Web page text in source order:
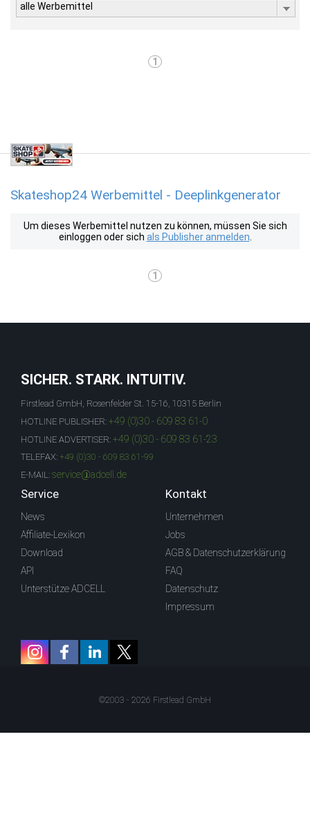
alle Werbemittel
1
Skateshop24 Werbemittel - Deeplinkgenerator
Um dieses Werbemittel nutzen zu können, müssen Sie sich
einloggen oder sich als Publisher anmelden
1
SICHER. STARK. INTUITIV.
Firstlead GmbH, Rosenfelder St. 15-16, 10315 Berlin
HOTLINE PUBLISHER: +49 (0)30 - 609 83 61-0
HOTLINE ADVERTISER: +49 (0)30 - 609 83 61-23
TELEFAX: +49 (0)30 - 609 83 61-99
E-MAIL: service@adcell.de
Service
News
Affiliate-Lexikon
Download
API
Unterstütze ADCELL
Kontakt
Unternehmen
Jobs
AGB & Datenschutzerklärung
FAQ
Datenschutz
Impressum
©2003 - 2026 Firstlead GmbH